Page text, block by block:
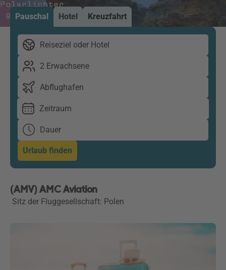
Pauschal Hotel Kreuzfahrt
Reiseziel oder Hotel
2 Erwachsene
Abflughafen
Zeitraum
Dauer
Urlaub finden
(AMV) AMC Aviation
Sitz der Fluggesellschaft: Polen